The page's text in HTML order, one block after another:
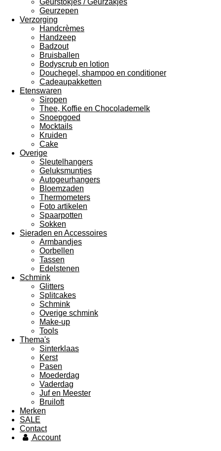
Geurstokjes / Geurzakjes
Geurzepen
Verzorging
Handcrèmes
Handzeep
Badzout
Bruisballen
Bodyscrub en lotion
Douchegel, shampoo en conditioner
Cadeaupakketten
Etenswaren
Siropen
Thee, Koffie en Chocolademelk
Snoepgoed
Mocktails
Kruiden
Cake
Overige
Sleutelhangers
Geluksmuntjes
Autogeurhangers
Bloemzaden
Thermometers
Foto artikelen
Spaarpotten
Sokken
Sieraden en Accessoires
Armbandjes
Oorbellen
Tassen
Edelstenen
Schmink
Glitters
Splitcakes
Schmink
Overige schmink
Make-up
Tools
Thema's
Sinterklaas
Kerst
Pasen
Moederdag
Vaderdag
Juf en Meester
Bruiloft
Merken
SALE
Contact
Account